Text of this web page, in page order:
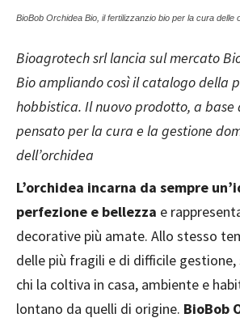
BioBob Orchidea Bio, il fertilizzanzio bio per la cura delle
Bioagrotech srl lancia sul mercato
Bio ampliando così il catalogo della
hobbistica. Il nuovo prodotto, a base
pensato per la cura e la gestione
dell’orchidea
L’orchidea incarna da sempre
perfezione e bellezza e
decorative più amate. Allo stesso
delle più fragili e di difficile
chi la coltiva in casa, ambiente e
lontano da quelli di origine. BioBob